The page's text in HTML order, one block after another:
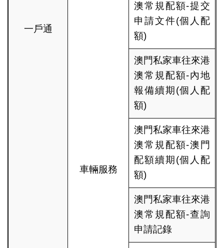
一戶通
車輛服務
澳常規配額-提交
申請文件(個人配
額)
澳門私家車往來港
澳常規配額-內地
報備續期(個人配
額)
澳門私家車往來港
澳常規配額-澳門
配額續期(個人配
額)
澳門私家車往來港
澳常規配額-查詢
申請記錄